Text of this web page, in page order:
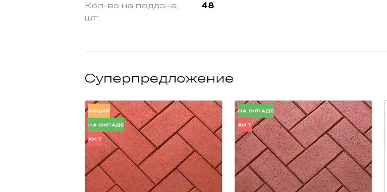
Кол-во на поддоне,
шт:
48
Суперпредложение
АКЦИЯ
НА СКЛАДЕ
ХИТ
НА СКЛАДЕ
ХИТ